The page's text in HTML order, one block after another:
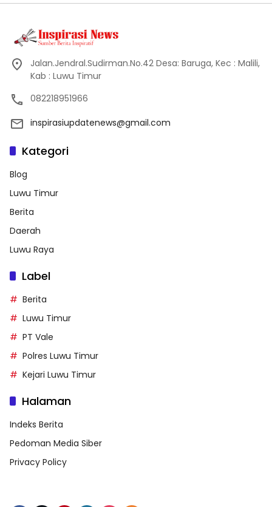
Jalan.Jendral.Sudirman.No.42 Desa: Baruga, Kec : Malili,
Kab : Luwu Timur
082218951966
inspirasiupdatenews@gmail.com
Kategori
Blog
Luwu Timur
Berita
Daerah
Luwu Raya
Label
Berita
Luwu Timur
PT Vale
Polres Luwu Timur
Kejari Luwu Timur
Halaman
Indeks Berita
Pedoman Media Siber
Privacy Policy